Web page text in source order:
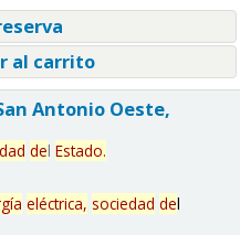
al carrito
Antonio Oeste,
del Estado.
eléctrica, sociedad del